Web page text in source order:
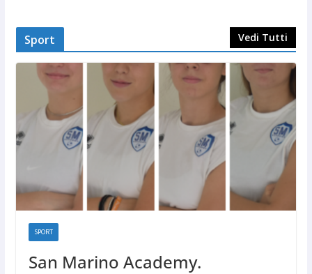
Sport Vedi Tutti
SPORT
San Marino Academy.